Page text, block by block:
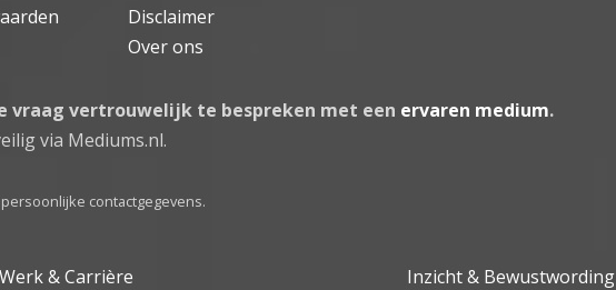
Disclaimer
Over ons
vraag vertrouwelijk te bespreken met een ervaren medium.
via Mediums.nl.
contactgegevens.
Werk & Carrière
Inzicht & Bewustwording